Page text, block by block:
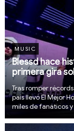
MUSIC
Blessd hace
primera gira
Tras romper
país llevó El Mejor
miles de fanáticos